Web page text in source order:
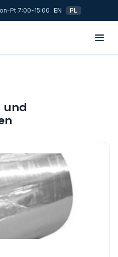
Pt 7:00-15:00 EN PL
und